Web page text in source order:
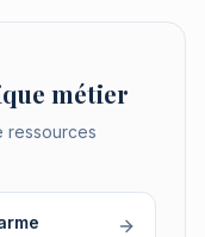
métier
ressources